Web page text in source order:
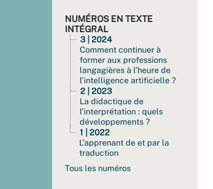
NUMÉROS EN TEXTE
INTÉGRAL
3 | 2024
Comment continuer à
former aux professions
langagières à l’heure de
l’intelligence artificielle ?
2 | 2023
La didactique de
l’interprétation : quels
développements ?
1 | 2022
L’apprenant de et par la
traduction
Tous les numéros